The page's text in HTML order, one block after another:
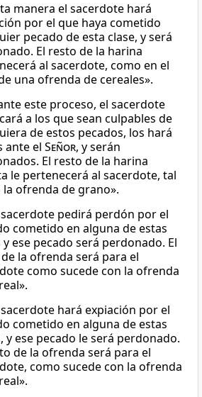
manera el sacerdote hará
por el que haya cometido
pecado de esta clase, y será
El resto de la harina
al sacerdote, como en el
una ofrenda de cereales».
este proceso, el sacerdote
a los que sean culpables de
de estos pecados, los hará
ante el Señor, y serán
El resto de la harina
le pertenecerá al sacerdote, tal
ofrenda de grano».
pedirá perdón por el
cometido en alguna de estas
y ese pecado será perdonado. El
la ofrenda será para el
como sucede con la ofrenda
hará expiación por el
cometido en alguna de estas
y ese pecado le será perdonado.
de la ofrenda será para el
como sucede con la ofrenda